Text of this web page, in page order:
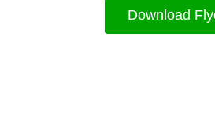
Download